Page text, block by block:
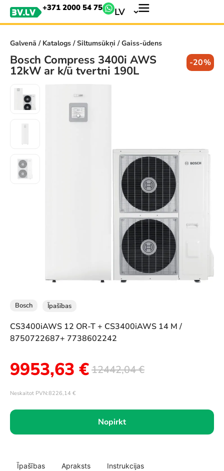
+371 2000 54 75 LV
Galvenā / Katalogs/Siltumsūkņi / Gaiss-ūdens
Bosch Compress 3400i AWS
12kW ar k/ū tvertni 190L
-20%
Bosch Īpašības
CS3400iAWS 12 OR-T + CS3400iAWS 14 M /
8750722687+ 7738602242
12442,04€
9953,63 €
Neskaitot PVN:8226,14 €
Nopirkt
Īpašības Apraksts Instrukcijas